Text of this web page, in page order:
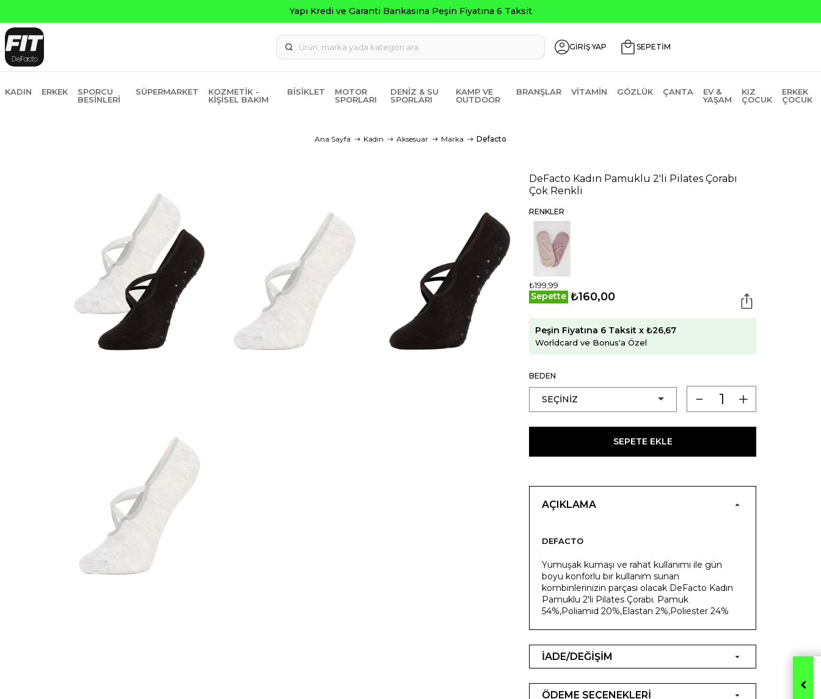
Yapı Kredi ve Garanti Bankasına Peşin Fiyatına 6 Taksit
GİRİŞ YAP SEPETİM
KADIN ERKEK
SPORCU
BESINLERI
SÜPERMARKET
KOZMETIK -
KIŞISEL BAKIM
BISIKLET
MOTOR
SPORLARI
DENIZ & SU
SPORLARI
KAMP VE
OUTDOOR
BRANŞLAR VITAMIN GÖZLÜK ÇANTA
EV &
YAŞAM
KIZ
ÇOCUK
ERKEK
ÇOCUK
Ana Sayfa Kadın Aksesuar Marka Defacto
DeFacto Kadın Pamuklu 2'li Pilates Çorabı
Çok Renkli
RENKLER
₺199,99
Sepette ₺160,00
Peşin Fiyatına 6 Taksit x ₺26,67
Worldcard ve Bonus'a Özel
BEDEN
SEPETE EKLE
AÇIKLAMA
DEFACTO
Yumuşak kumaşı ve rahat kullanımı ile gün
boyu konforlu bir kullanım sunan
kombinlerinizin parçası olacak DeFacto Kadın
Pamuklu 2'li Pilates Çorabı. Pamuk
54%,Poliamid 20%,Elastan 2%,Poliester 24%
İADE/DEĞİŞİM
ÖDEME SEÇENEKLERİ